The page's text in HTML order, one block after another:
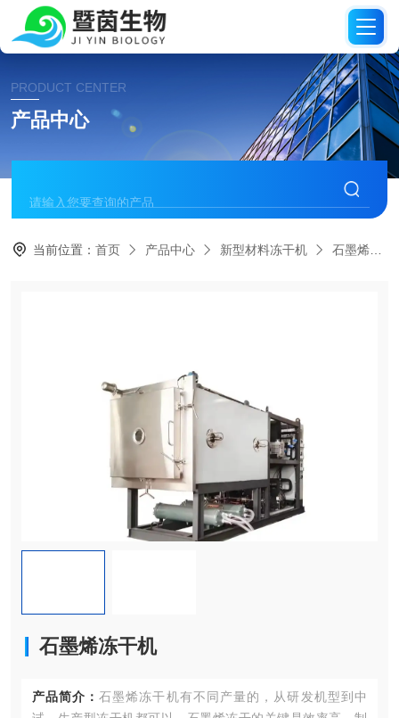
PRODUCT CENTER
产品中心
当前位置：首页 产品中心 新型材料冻干机 石墨烯冻干机
石墨烯冻干机
产品简介： 石墨烯冻干机有不同产量的，从研发机型到中